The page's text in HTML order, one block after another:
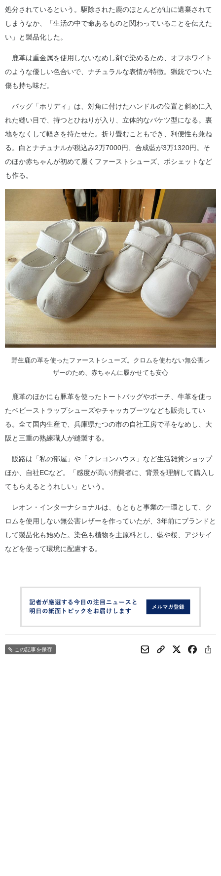
処分されているという。駆除された鹿のほとんどが山に遺棄されて
しまうなか、「生活の中で命あるものと関わっていることを伝えた
い」と製品化した。
鹿革は重金属を使用しないなめし剤で染めるため、オフホワイト
のような優しい色合いで、ナチュラルな表情が特徴。猟銃でついた
傷も持ち味だ。
バッグ「ホリディ」は、対角に付けたハンドルの位置と斜めに入
れた縫い目で、持つとひねりが入り、立体的なバケツ型になる。裏
地をなくして軽さを持たせた。折り畳むこともでき、利便性も兼ね
る。白とナチュナルが税込み2万7000円、合成藍が3万1320円。そ
のほか赤ちゃんが初めて履くファーストシューズ、ポシェットなど
も作る。
野生鹿の革を使ったファーストシューズ。クロムを使わない無公害レ
ザーのため、赤ちゃんに履かせても安心
鹿革のほかにも豚革を使ったトートバッグやポーチ、牛革を使っ
たベビーストラップシューズやチャッカブーツなども販売してい
る。全て国内生産で、兵庫県たつの市の自社工房で革をなめし、大
阪と三重の熟練職人が縫製する。
販路は「私の部屋」や「クレヨンハウス」など生活雑貨ショップ
ほか、自社ECなど。「感度が高い消費者に、背景を理解して購入し
てもらえるとうれしい」という。
レオン・インターナショナルは、もともと事業の一環として、ク
ロムを使用しない無公害レザーを作っていたが、3年前にブランドと
して製品化も始めた。染色も植物を主原料とし、藍や桜、アジサイ
などを使って環境に配慮する。
この記事を保存